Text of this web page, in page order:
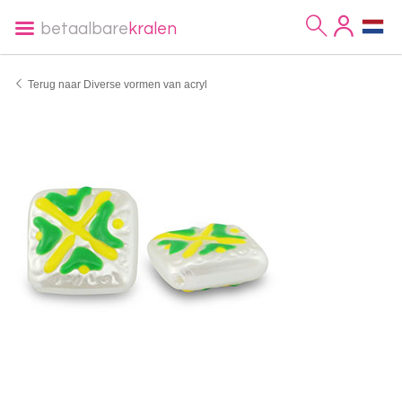
betaalbare kralen
Terug naar Diverse vormen van acryl